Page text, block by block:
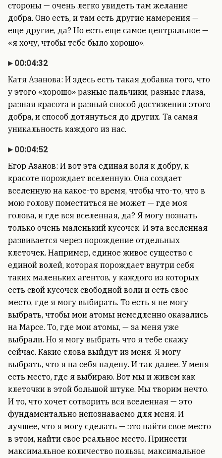
стороны — очень легко увидеть там желание
добра. Оно есть, и там есть другие намерения —
еще другие, да? Но есть еще самое центральное —
«я хочу, чтобы тебе было хорошо».
00:04:32
Катя Азанова: И здесь есть такая добавка того, что
у этого «хорошо» разные пальчики, разные глаза,
разная красота и разный способ достижения этого
добра, и способ дотянуться до других. Та самая
уникальность каждого из нас.
00:04:52
Егор Азанов: И вот эта единая воля к добру, к
красоте порождает вселенную. Она создает
вселенную на какое-то время, чтобы что-то, что в
мою голову поместиться не может — где моя
голова, и где вся вселенная, да? Я могу познать
только очень маленький кусочек. И эта вселенная
развивается через порождение отдельных
клеточек. Например, единое живое существо с
единой волей, которая порождает внутри себя
таких маленьких агентов, у каждого из которых
есть свой кусочек свободной воли и есть свое
место, где я могу выбирать. То есть я не могу
выбрать, чтобы мои атомы немедленно оказались
на Марсе. То, где мои атомы, — за меня уже
выбрали. Но я могу выбрать что я тебе скажу
сейчас. Какие слова выйдут из меня. Я могу
выбрать, что я на себя надену. И так далее. У меня
есть место, где я выбираю. Вот мы и живем как
клеточки в этой большой штуке. Мы творим нечто.
И то, что хочет сотворить вся вселенная — это
фундаментально непознаваемо для меня. И
лучшее, что я могу сделать — это найти свое место
в этом, найти свое реальное место. Принести
максимальное количество пользы, максимальное